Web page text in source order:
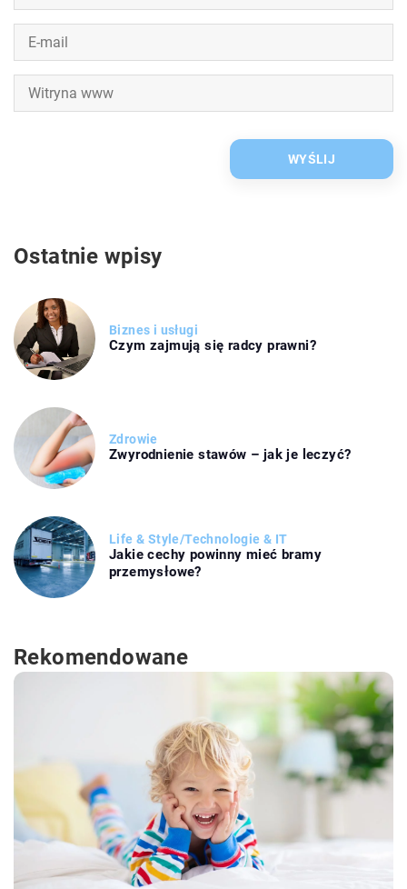
Ostatnie wpisy
Biznes i usługi
Czym zajmują się radcy prawni?
Zdrowie
Zwyrodnienie stawów – jak je leczyć?
Life & Style/Technologie & IT
Jakie cechy powinny mieć bramy
przemysłowe?
Rekomendowane